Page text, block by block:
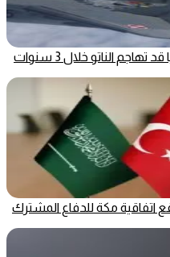
الناتو خلال 3 سنوات
اتفاقية مكة للدفاع المشترك